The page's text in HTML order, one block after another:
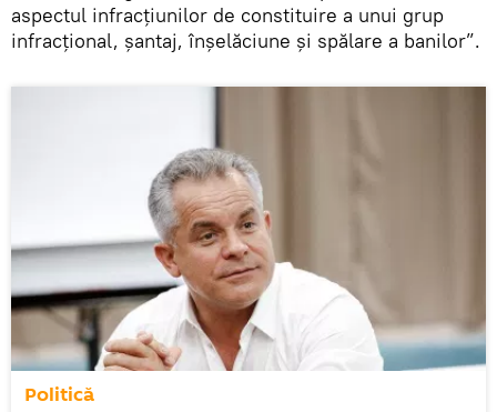
aspectul infracțiunilor de constituire a unui grup
infracțional, șantaj, înșelăciune și spălare a banilor”.
Politică